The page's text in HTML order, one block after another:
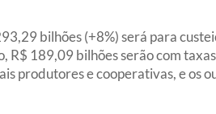
bilhões (+8%) será para
189,09 bilhões serão com
produtores e cooperativas, e os